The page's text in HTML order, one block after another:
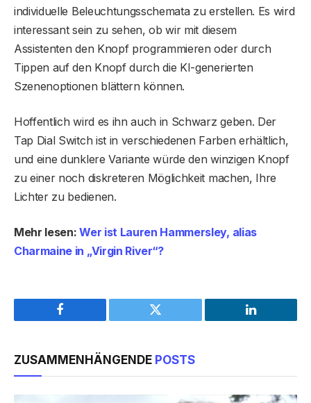
individuelle Beleuchtungsschemata zu erstellen. Es wird
interessant sein zu sehen, ob wir mit diesem
Assistenten den Knopf programmieren oder durch
Tippen auf den Knopf durch die KI-generierten
Szenenoptionen blättern können.
Hoffentlich wird es ihn auch in Schwarz geben. Der
Tap Dial Switch ist in verschiedenen Farben erhältlich,
und eine dunklere Variante würde den winzigen Knopf
zu einer noch diskreteren Möglichkeit machen, Ihre
Lichter zu bedienen.
Mehr lesen:Wer ist Lauren Hammersley, alias
Charmaine in „Virgin River“?
Facebook Twitter LinkedIn
ZUSAMMENHÄNGENDE POSTS